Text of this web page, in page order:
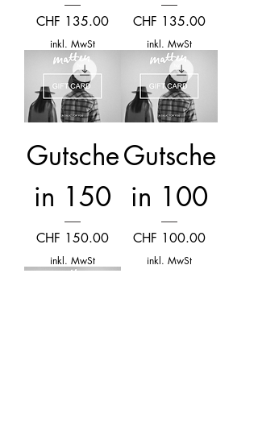
Preis
CHF 135.00
inkl. MwSt
Preis
CHF 135.00
inkl. MwSt
Gutsche
in 150
Preis
CHF 150.00
inkl. MwSt
Gutsche
in 100
Preis
CHF 100.00
inkl. MwSt